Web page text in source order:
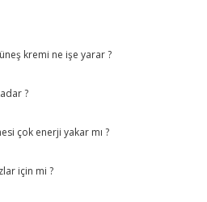
kremi ne işe yarar ?
?
çok enerji yakar mı ?
için mi ?